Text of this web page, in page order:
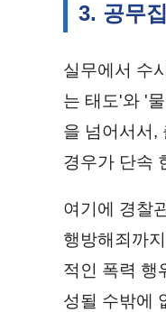
3. 공무
실무에서 수
는 태도'와 '
을 넘어서서,
경우가 단속
여기에 경찰
행방해죄까
적인 폭력 행
성될 수밖에